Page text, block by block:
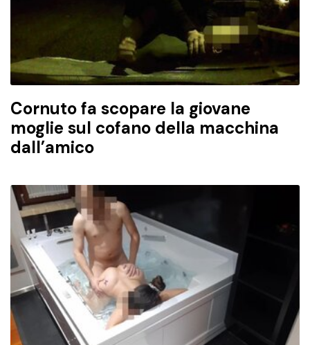
Cornuto fa scopare la giovane
moglie sul cofano della macchina
dall’amico